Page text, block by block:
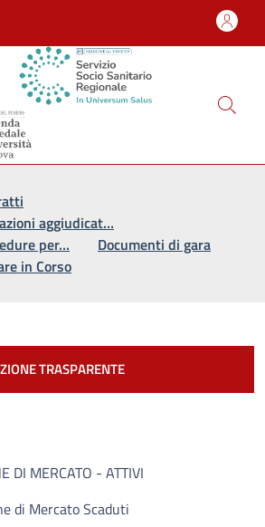
aggiudicat…
per…
Documenti di gara
in Corso
TRASPARENTE
DI MERCATO - ATTIVI
di Mercato Scaduti